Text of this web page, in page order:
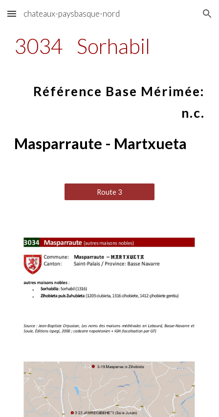
Skip to main content Skip to navigation
chateaux-paysbasque-nord
3034 Sorhabil
Référence Base Mérimée:
n.c.
Masparraute - Martxueta
Route 3